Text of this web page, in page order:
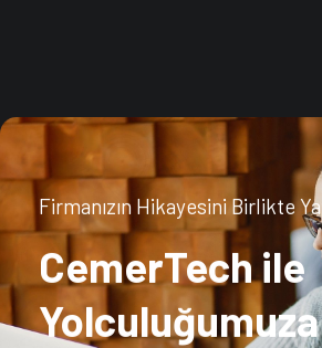
Firmanızın Hikayesini Birlikte
CemerTech ile
Yolculuğumuza